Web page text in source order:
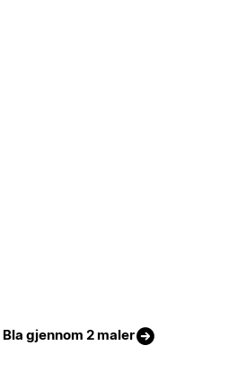
Bla gjennom 2 maler